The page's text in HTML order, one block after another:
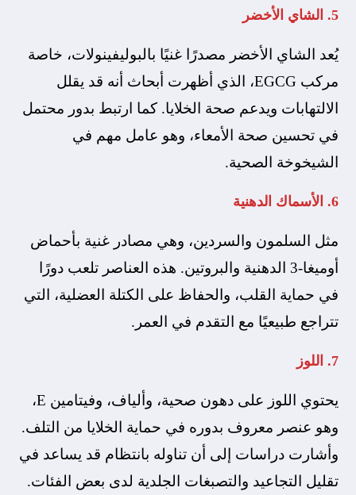
5. الشاي الأخضر
يُعد الشاي الأخضر مصدرًا غنيًا بالبوليفينولات، خاصة
مركب EGCG، الذي أظهرت أبحاث أنه قد يقلل
الالتهابات ويدعم صحة الخلايا. كما ارتبط بدور محتمل
في تحسين صحة الأمعاء، وهو عامل مهم في
الشيخوخة الصحية.
6. الأسماك الدهنية
مثل السلمون والسردين، وهي مصادر غنية بأحماض
أوميغا-3 الدهنية والبروتين. هذه العناصر تلعب دورًا
في حماية القلب، والحفاظ على الكتلة العضلية، التي
تتراجع طبيعيًا مع التقدم في العمر.
7. اللوز
يحتوي اللوز على دهون صحية، وألياف، وفيتامين E،
وهو عنصر معروف بدوره في حماية الخلايا من التلف.
وأشارت دراسات إلى أن تناوله بانتظام قد يساعد في
تقليل التجاعيد والتصبغات الجلدية لدى بعض الفئات.